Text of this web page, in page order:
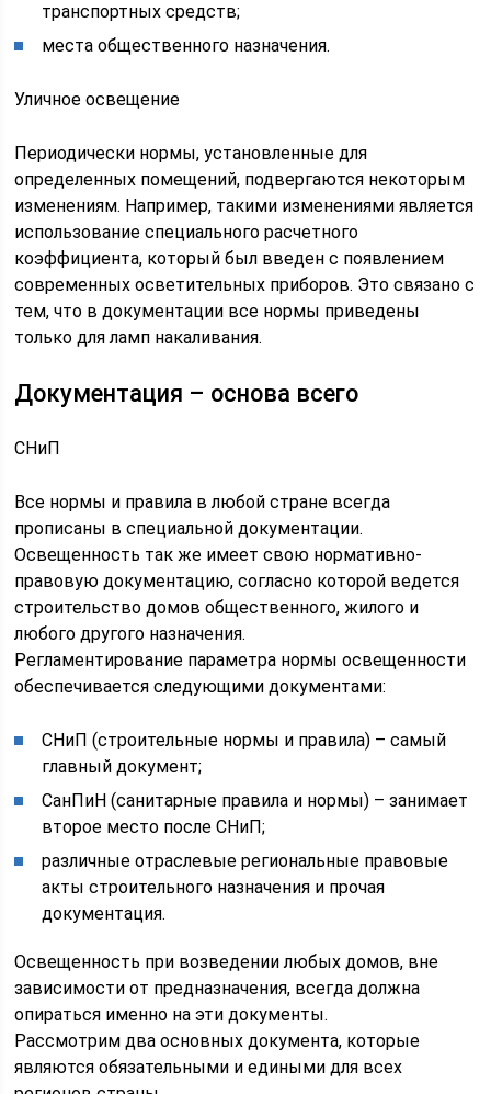
транспортных средств;
места общественного назначения.
Уличное освещение
Периодически нормы, установленные для
определенных помещений, подвергаются некоторым
изменениям. Например, такими изменениями является
использование специального расчетного
коэффициента, который был введен с появлением
современных осветительных приборов. Это связано с
тем, что в документации все нормы приведены
только для ламп накаливания.
Документация – основа всего
СНиП
Все нормы и правила в любой стране всегда
прописаны в специальной документации.
Освещенность так же имеет свою нормативно-
правовую документацию, согласно которой ведется
строительство домов общественного, жилого и
любого другого назначения.
Регламентирование параметра нормы освещенности
обеспечивается следующими документами:
СНиП (строительные нормы и правила) – самый
главный документ;
СанПиН (санитарные правила и нормы) – занимает
второе место после СНиП;
различные отраслевые региональные правовые
акты строительного назначения и прочая
документация.
Освещенность при возведении любых домов, вне
зависимости от предназначения, всегда должна
опираться именно на эти документы.
Рассмотрим два основных документа, которые
являются обязательными и едиными для всех